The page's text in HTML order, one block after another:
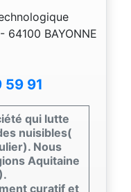
64100 BAYONNE
59 91
qui lutte
nuisibles(
Nous
Aquitaine
curatif et